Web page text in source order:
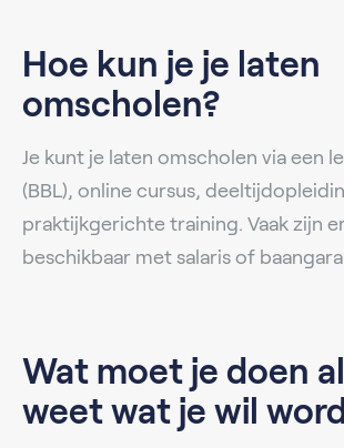
Hoe kun je je laten
omscholen?
Je kunt je laten omscholen via een
(BBL), online cursus,
praktijkgerichte training. Vaak zijn
beschikbaar met salaris of
Wat moet je doen
weet wat je wil